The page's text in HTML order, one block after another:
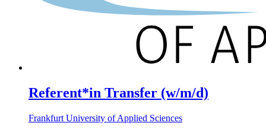
Referent*in Transfer (w/m/d)
Frankfurt University of Applied Sciences